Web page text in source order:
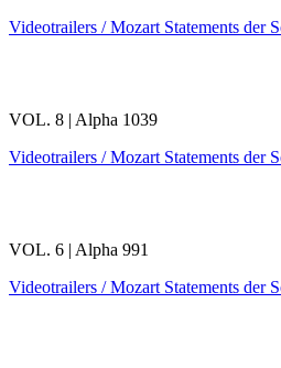
Videotrailers / Mozart Statements der
VOL. 8 | Alpha 1039
Videotrailers / Mozart Statements der
VOL. 6 | Alpha 991
Videotrailers / Mozart Statements der